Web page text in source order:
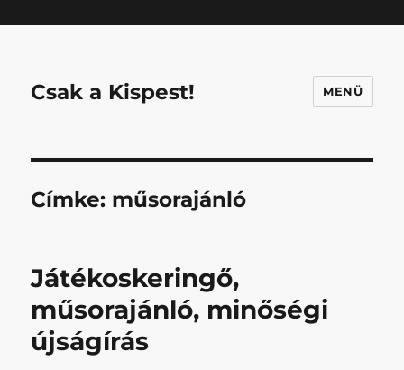
Csak a Kispest! MENÜ
Címke: műsorajánló
Játékoskeringő,
műsorajánló, minőségi
újságírás